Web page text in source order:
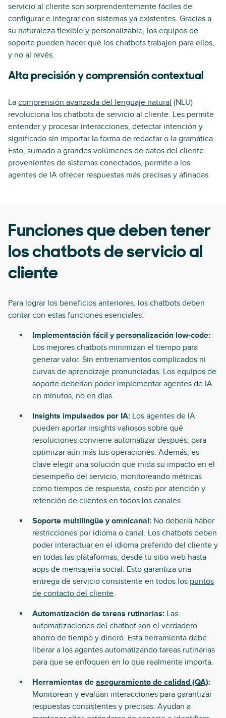
servicio al cliente son sorprendentemente fáciles de
configurar e integrar con sistemas ya existentes. Gracias a
su naturaleza flexible y personalizable, los equipos de
soporte pueden hacer que los chatbots trabajen para ellos,
y no al revés.
Alta precisión y comprensión contextual
La comprensión avanzada del lenguaje natural (NLU)
revoluciona los chatbots de servicio al cliente. Les permite
entender y procesar interacciones, detectar intención y
significado sin importar la forma de redactar o la gramática.
Esto, sumado a grandes volúmenes de datos del cliente
provenientes de sistemas conectados, permite a los
agentes de IA ofrecer respuestas más precisas y afinadas.
Funciones que deben tener
los chatbots de servicio al
cliente
Para lograr los beneficios anteriores, los chatbots deben
contar con estas funciones esenciales:
Implementación fácil y personalización low-code:
Los mejores chatbots minimizan el tiempo para
generar valor. Sin entrenamientos complicados ni
curvas de aprendizaje pronunciadas. Los equipos de
soporte deberían poder implementar agentes de IA
en minutos, no en días.
Insights impulsados por IA: Los agentes de IA
pueden aportar insights valiosos sobre qué
resoluciones conviene automatizar después, para
optimizar aún más tus operaciones. Además, es
clave elegir una solución que mida su impacto en el
desempeño del servicio, monitoreando métricas
como tiempos de respuesta, costo por atención y
retención de clientes en todos los canales.
Soporte multilingüe y omnicanal: No debería haber
restricciones por idioma o canal. Los chatbots deben
poder interactuar en el idioma preferido del cliente y
en todas las plataformas, desde tu sitio web hasta
apps de mensajería social. Esto garantiza una
entrega de servicio consistente en todos los puntos
de contacto del cliente.
Automatización de tareas rutinarias: Las
automatizaciones del chatbot son el verdadero
ahorro de tiempo y dinero. Esta herramienta debe
liberar a los agentes automatizando tareas rutinarias
para que se enfoquen en lo que realmente importa.
Herramientas de aseguramiento de calidad (QA):
Monitorean y evalúan interacciones para garantizar
respuestas consistentes y precisas. Ayudan a